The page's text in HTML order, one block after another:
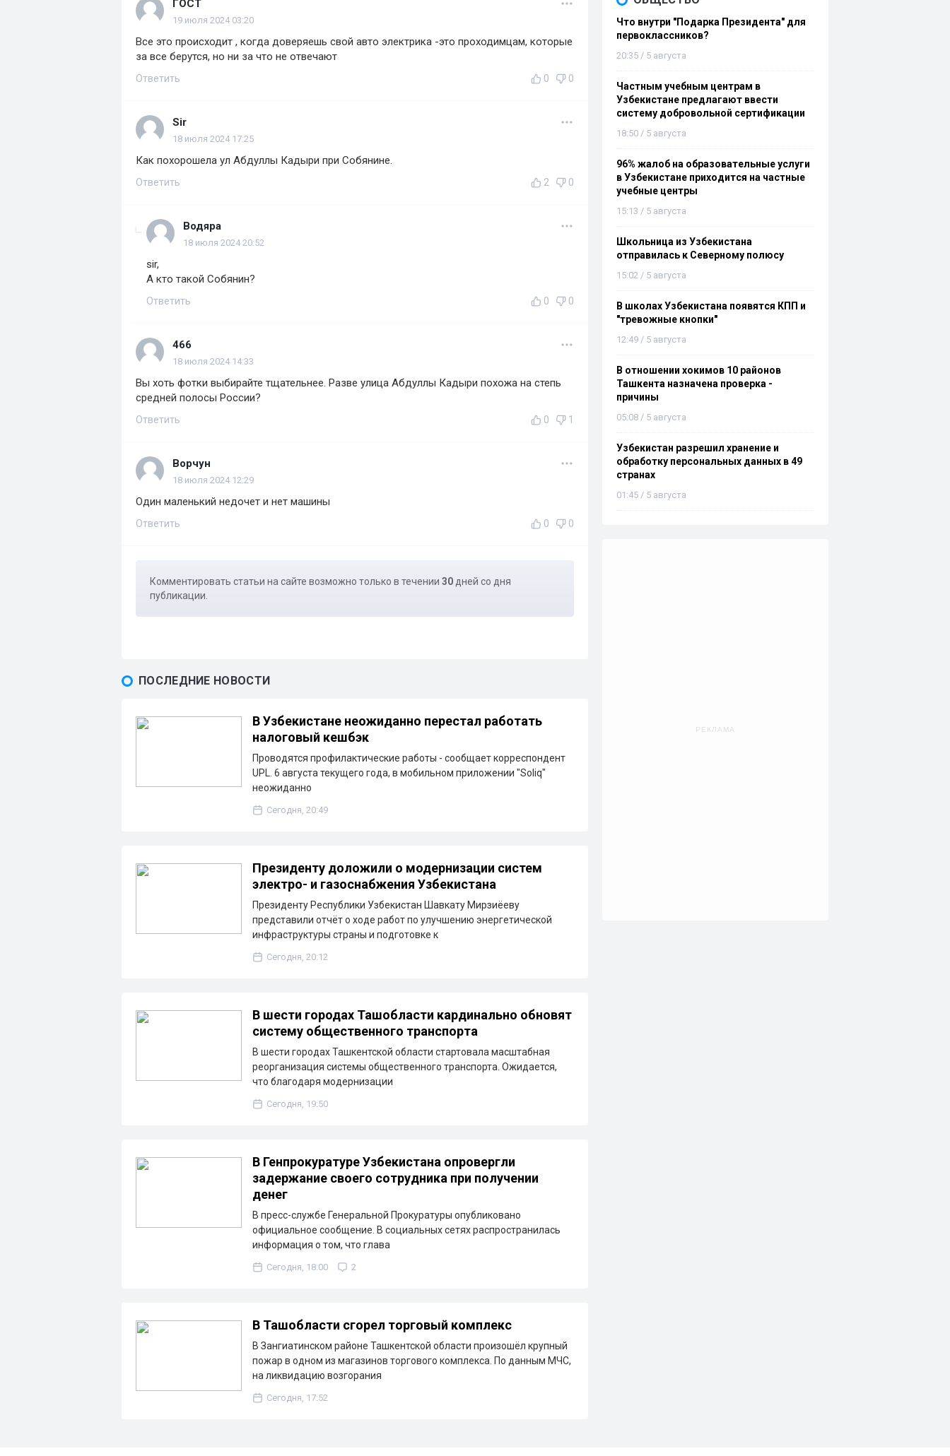
ГОСТ
19 июля 2024 03:20
Все это происходит , когда доверяешь свой авто электрика -это проходимцам, которые
за все берутся, но ни за что не отвечают
Ответить 0 0
Sir
18 июля 2024 17:25
Как похорошела ул Абдуллы Кадыри при Собянине.
Ответить 2 0
Водяра
18 июля 2024 20:52
sir,
А кто такой Собянин?
Ответить 0 0
466
18 июля 2024 14:33
Вы хоть фотки выбирайте тщательнее. Разве улица Абдуллы Кадыри похожа на степь
средней полосы России?
Ответить 0 1
Ворчун
18 июля 2024 12:29
Один маленький недочет и нет машины
Ответить 0 0
Комментировать статьи на сайте возможно только в течении 30 дней со дня
публикации.
ПОСЛЕДНИЕ НОВОСТИ
В Узбекистане неожиданно перестал работать
налоговый кешбэк
Проводятся профилактические работы - сообщает корреспондент
UPL. 6 августа текущего года, в мобильном приложении "Soliq"
неожиданно
Сегодня, 20:49
Президенту доложили о модернизации систем
электро- и газоснабжения Узбекистана
Президенту Республики Узбекистан Шавкату Мирзиёеву
представили отчёт о ходе работ по улучшению энергетической
инфраструктуры страны и подготовке к
Сегодня, 20:12
В шести городах Ташобласти кардинально обновят
систему общественного транспорта
В шести городах Ташкентской области стартовала масштабная
реорганизация системы общественного транспорта. Ожидается,
что благодаря модернизации
Сегодня, 19:50
В Генпрокуратуре Узбекистана опровергли
задержание своего сотрудника при получении
денег
В пресс-службе Генеральной Прокуратуры опубликовано
официальное сообщение. В социальных сетях распространилась
информация о том, что глава
Сегодня, 18:00 2
В Ташобласти сгорел торговый комплекс
В Зангиатинском районе Ташкентской области произошёл крупный
пожар в одном из магазинов торгового комплекса. По данным МЧС,
на ликвидацию возгорания
Сегодня, 17:52
Что внутри "Подарка Президента" для
первоклассников?
20:35 / 5 августа
Частным учебным центрам в
Узбекистане предлагают ввести
систему добровольной сертификации
18:50 / 5 августа
96% жалоб на образовательные услуги
в Узбекистане приходится на частные
учебные центры
15:13 / 5 августа
Школьница из Узбекистана
отправилась к Северному полюсу
15:02 / 5 августа
В школах Узбекистана появятся КПП и
"тревожные кнопки"
12:49 / 5 августа
В отношении хокимов 10 районов
Ташкента назначена проверка -
причины
05:08 / 5 августа
Узбекистан разрешил хранение и
обработку персональных данных в 49
странах
01:45 / 5 августа